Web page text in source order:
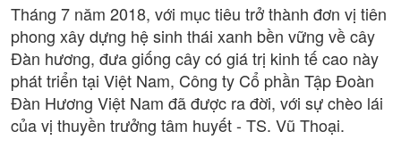
Tháng 7 năm 2018, với mục tiêu trở thành đơn vị tiên
phong xây dựng hệ sinh thái xanh bền vững về cây
Đàn hương, đưa giống cây có giá trị kinh tế cao này
phát triển tại Việt Nam, Công ty Cổ phần Tập Đoàn
Đàn Hương Việt Nam đã được ra đời, với sự chèo lái
của vị thuyền trưởng tâm huyết - TS. Vũ Thoại.